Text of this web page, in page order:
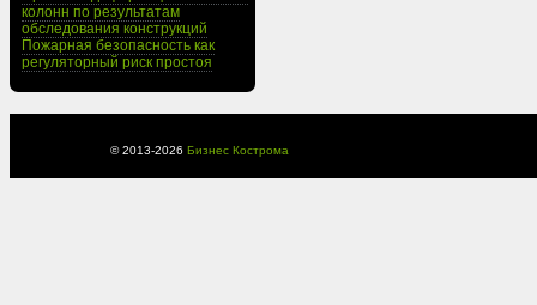
колонн по результатам
обследования конструкций
Пожарная безопасность как
регуляторный риск простоя
© 2013-2026 Бизнес Кострома